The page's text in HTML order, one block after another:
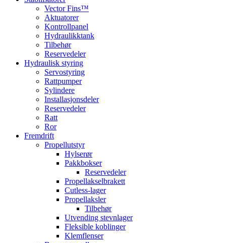
Vector Fins™
Aktuatorer
Kontrollpanel
Hydraulikktank
Tilbehør
Reservedeler
Hydraulisk styring
Servostyring
Rattpumper
Sylindere
Installasjonsdeler
Reservedeler
Ratt
Ror
Fremdrift
Propellutstyr
Hylserør
Pakkbokser
Reservedeler
Propellakselbrakett
Cutless-lager
Propellaksler
Tilbehør
Utvending stevnlager
Fleksible koblinger
Klemflenser